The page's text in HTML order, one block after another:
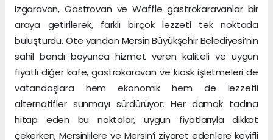
Izgaravan, Gastrovan ve Waffle gastrokaravanlar bir
araya getirilerek, farklı birçok lezzeti tek noktada
buluşturdu. Öte yandan Mersin Büyükşehir Belediyesi’nin
sahil bandı boyunca hizmet veren kaliteli ve uygun
fiyatlı diğer kafe, gastrokaravan ve kiosk işletmeleri de
vatandaşlara hem ekonomik hem de lezzetli
alternatifler sunmayı sürdürüyor. Her damak tadına
hitap eden bu noktalar, uygun fiyatlarıyla dikkat
çekerken, Mersinlilere ve Mersin’i ziyaret edenlere keyifli